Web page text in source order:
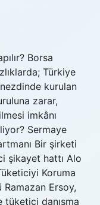
Borsa
Türkiye
kurulan
zarar,
imkânı
Sermaye
Bir şirketi
şikayet hattı Alo
Koruma
Ersoy,
tüketici danışma